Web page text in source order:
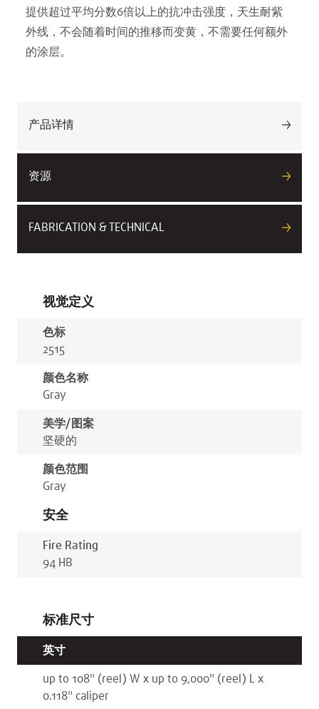
提供超过平均分数6倍以上的抗冲击强度，天生耐紫
外线，不会随着时间的推移而变黄，不需要任何额外
的涂层。
产品详情
资源
FABRICATION & TECHNICAL
视觉定义
色标
2515
颜色名称
Gray
美学/图案
坚硬的
颜色范围
Gray
安全
Fire Rating
94 HB
标准尺寸
英寸
up to 108" (reel) W x up to 9,000" (reel) L x
0.118" caliper